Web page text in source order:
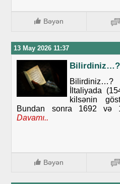
Bəyən
13 May 2026 11:37
Bilirdiniz…?
Bilirdiniz…?
İltaliyada
kilsənin
Bundan sonra 1692 və
Davamı..
Bəyən